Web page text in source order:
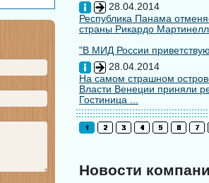
28.04.2014
Республика Панама
страны Рикардо
"В МИД России
28.04.2014
На самом страшном
Власти Венеции приняли
Гостиница ...
Новости